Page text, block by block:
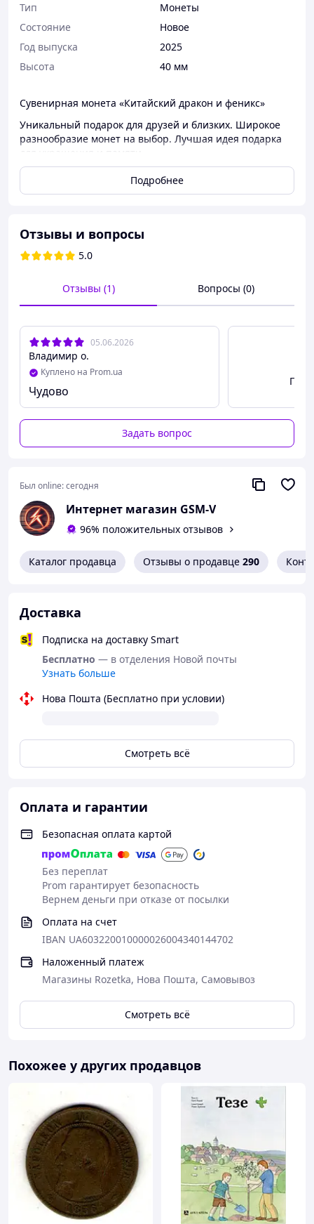
Тип
Монеты
Состояние
Новое
Год выпуска
2025
Высота
40 мм
Сувенирная монета «Китайский дракон и феникс»
Уникальный подарок для друзей и близких. Широкое
разнообразие монет на выбор. Лучшая идея подарка
ИНФОРМАЦИЯ
Размер монеты: 40 мм * 3 мм (1,57 дюйма x 0,12 дюйма)
Вес: около 31 г
Стиль: Нетова монета
футляр и полиэтиленовый пакет.
деловой подарок, украшение дома и т.д.
Подробнее
Отзывы и вопросы
5.0
Отзывы (1) Вопросы (0)
05.06.2026
Владимир о.
Куплено на Prom.ua
Чудово
Задать вопрос
Был online:сегодня
Интернет магазин GSM-V
96% положительных отзывов
Каталог продавца Отзывы о продавце 290
Доставка
Подписка на доставку Smart
Бесплатно — в отделения Новой почты
Узнать больше
Нова Пошта (Бесплатно при условии)
Смотреть всё
Оплата и гарантии
Безопасная оплата картой
Без переплат
Prom гарантирует безопасность
Вернем деньги при отказе от посылки
Оплата на счет
IBAN UA603220010000026004340144702
Наложенный платеж
Магазины Rozetka, Нова Пошта, Самовывоз
Смотреть всё
Похожее у других продавцов